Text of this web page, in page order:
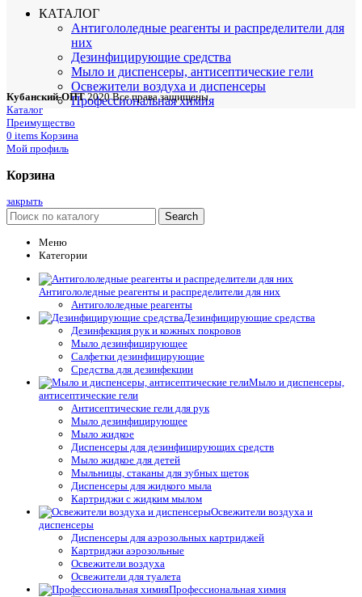
КАТАЛОГ
Антигололедные реагенты и распределители для
них
Дезинфицирующие средства
Мыло и диспенсеры, антисептические гели
Освежители воздуха и диспенсеры
Профессиональная химия
Кубанский-ОПТ 2020 Все права защищены
Каталог
Преимущество
0 items Корзина
Мой профиль
Корзина
закрыть
Search
Меню
Категории
Антигололедные реагенты и распределители для них
Антигололедные реагенты
Дезинфицирующие средства
Дезинфекция рук и кожных покровов
Мыло дезинфицирующее
Салфетки дезинфицирующие
Средства для дезинфекции
Мыло и диспенсеры,
антисептические гели
Антисептические гели для рук
Мыло дезинфицирующее
Мыло жидкое
Диспенсеры для дезинфицирующих средств
Мыло жидкое для детей
Мыльницы, стаканы для зубных щеток
Диспенсеры для жидкого мыла
Картриджи с жидким мылом
Освежители воздуха и
диспенсеры
Диспенсеры для аэрозольных картриджей
Картриджи аэрозольные
Освежители воздуха
Освежители для туалета
Профессиональная химия